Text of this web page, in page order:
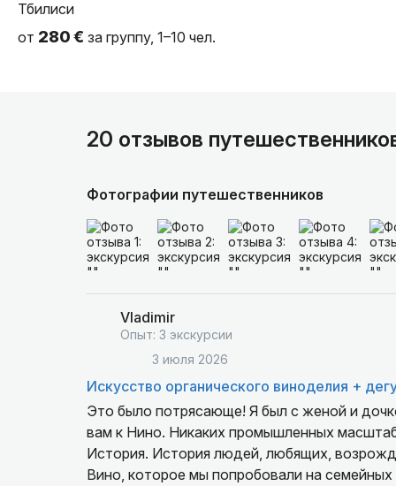
Тбилиси
от 280 € за группу, 1–10 чел.
20 отзывов
Фотографии путешественников
Vladimir
Опыт: 3 экскурсии
3 июля 2026
Искусство органического виноделия +
Это было потрясающе! Я был с женой и
вам к Нино. Никаких промышленных масштабов/заводов производства алкоголя. Традиции. Вкус.
История. История людей, любящих, возрождаюших и продолжающих традиции настоящей Кахетии.
Вино, которое мы попробовали на